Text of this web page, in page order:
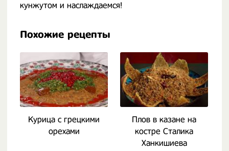
кунжутом и наслаждаемся!
Похожие рецепты
Курица с грецкими
орехами
Плов в казане на
костре Сталика
Ханкишиева